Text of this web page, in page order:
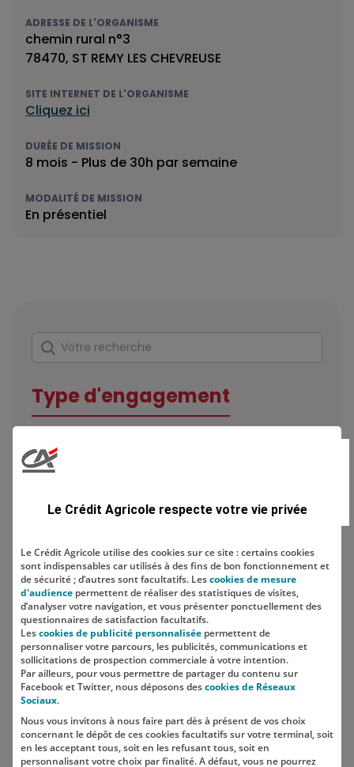
ADRESSE DE L'ORGANISME
chemin rural n°3
78470, ST REMY LES CHEVREUSE
SITE INTERNET DE L'ORGANISME
Cliquez ici
DURÉE DE MISSION
8 mois - Plus de 30h par semaine
MODALITÉ DE MISSION
En présentiel
Rechercher
Votre recherche
Type d'engagement
Localisation
SUIVEZ-NOUS SUR LES RÉSEAUX
SOCIAUX
Le Crédit Agricole respecte votre vie privée
Le Crédit Agricole utilise des cookies sur ce site : certains cookies
sont indispensables car utilisés à des fins de bon fonctionnement et
de sécurité ; d’autres sont facultatifs. Lescookies de mesure
d'audience permettent de réaliser des statistiques de visites,
d’analyser votre navigation, et vous présenter ponctuellement des
questionnaires de satisfaction facultatifs.
Lescookies de publicité personnalisée permettent de
personnaliser votre parcours, les publicités, communications et
sollicitations de prospection commerciale à votre intention.
Par ailleurs, pour vous permettre de partager du contenu sur
Facebook et Twitter, nous déposons descookies de Réseaux
Sociaux.
Nous vous invitons à nous faire part dès à présent de vos choix
concernant le dépôt de ces cookies facultatifs sur votre terminal, soit
en les acceptant tous, soit en les refusant tous, soit en
personnalisant votre choix par finalité. A défaut, vous ne pourrez